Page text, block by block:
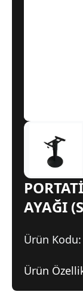
AYAĞI
Ürün Kodu:
Ürün